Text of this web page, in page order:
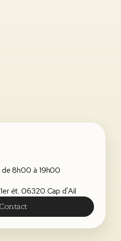
de 8h00 à 19h00
ét. 06320 Cap d'Ail
Contact